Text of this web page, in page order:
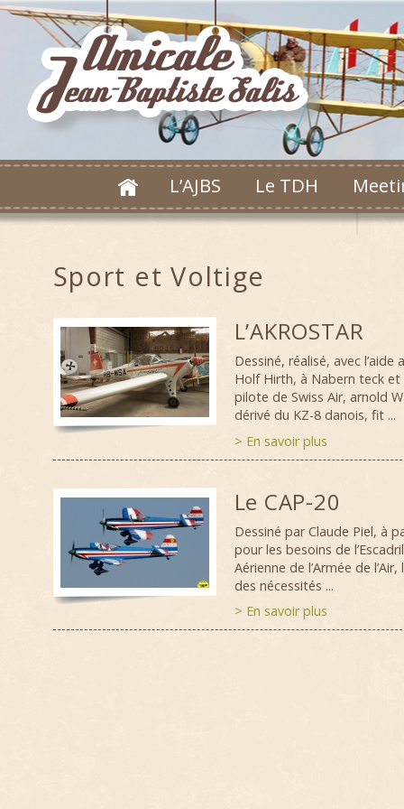
L’AJBS Le TDH
Sport et Voltige
L’AKROSTAR
Dessiné, réalisé, avec
Holf Hirth, à Nabern teck
pilote de Swiss Air, arnold
dérivé du KZ-8 danois, fit ...
> En savoir plus
Le CAP-20
Dessiné par Claude Piel, à
pour les besoins de
Aérienne de l’Armée de
des nécessités ...
> En savoir plus